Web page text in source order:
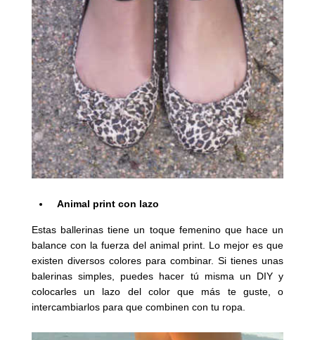
Animal print con lazo
Estas ballerinas tiene un toque femenino que hace un
balance con la fuerza del animal print. Lo mejor es que
existen diversos colores para combinar. Si tienes unas
balerinas simples, puedes hacer tú misma un DIY y
colocarles un lazo del color que más te guste, o
intercambiarlos para que combinen con tu ropa.